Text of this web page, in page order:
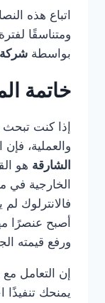
اتباع هذه
ومتناسقًا
بواسطة شركة
خاتمة
إذا كنت تبحث
والعملية، فإن
الشارقة هو
الخارجية في
فالانترلوك
أصبح عنصرًا
ورفع قيمته
إن التعامل مع
يمنحك تنفيذًا